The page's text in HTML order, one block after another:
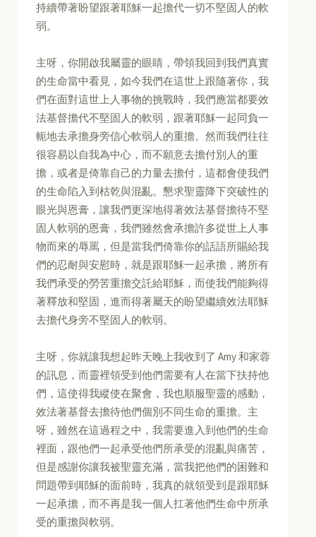
持續帶著盼望跟著耶穌一起擔代一切不堅固人的軟
弱。
主呀，你開啟我屬靈的眼睛，帶領我回到我們真實
的生命當中看見，如今我們在這世上跟隨著你，我
們在面對這世上人事物的挑戰時，我們應當都要效
法基督擔代不堅固人的軟弱，跟著耶穌一起同負一
軛地去承擔身旁信心軟弱人的重擔。然而我們往往
很容易以自我為中心，而不願意去擔付別人的重
擔，或者是倚靠自己的力量去擔付，這都會使我們
的生命陷入到枯乾與混亂。懇求聖靈降下突破性的
眼光與恩膏，讓我們更深地得著效法基督擔待不堅
固人軟弱的恩膏，我們雖然會承擔許多從世上人事
物而來的辱罵，但是當我們倚靠你的話語所賜給我
們的忍耐與安慰時，就是跟耶穌一起承擔，將所有
我們承受的勞苦重擔交託給耶穌，而使我們能夠得
著釋放和堅固，進而得著屬天的盼望繼續效法耶穌
去擔代身旁不堅固人的軟弱。
主呀，你就讓我想起昨天晚上我收到了 Amy 和家蓉
的訊息，而靈裡領受到他們需要有人在當下扶持他
們，這使得我縱使在聚會，我也順服聖靈的感動，
效法著基督去擔待他們個別不同生命的重擔。主
呀，雖然在這過程之中，我需要進入到他們的生命
裡面，跟他們一起承受他們所承受的混亂與痛苦，
但是感謝你讓我被聖靈充滿，當我把他們的困難和
問題帶到耶穌的面前時，我真的就領受到是跟耶穌
一起承擔，而不再是我一個人扛著他們生命中所承
受的重擔與軟弱。